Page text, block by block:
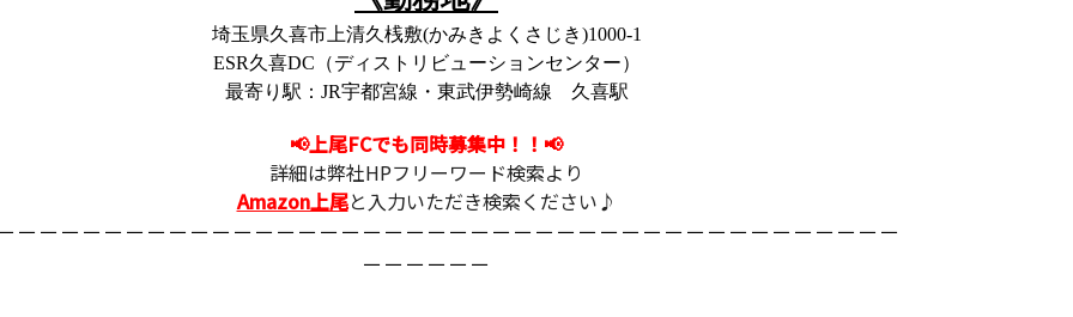
埼玉県久喜市上清久桟敷(かみきよくさじき)1000-1
ESR久喜DC（ディストリビューションセンター）
最寄り駅：JR宇都宮線・東武伊勢崎線 久喜駅
📢上尾FCでも同時募集中！！📢
詳細は弊社HPフリーワード検索より
Amazon上尾と入力いただき検索ください♪
－－－－－－－－－－－－－－－－－－－－－－－－－－－－－－－－－－－－－－－－－
－－－－－－